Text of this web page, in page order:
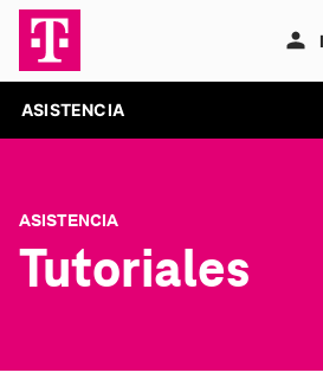
ASISTENCIA
ASISTENCIA
Tutoriales